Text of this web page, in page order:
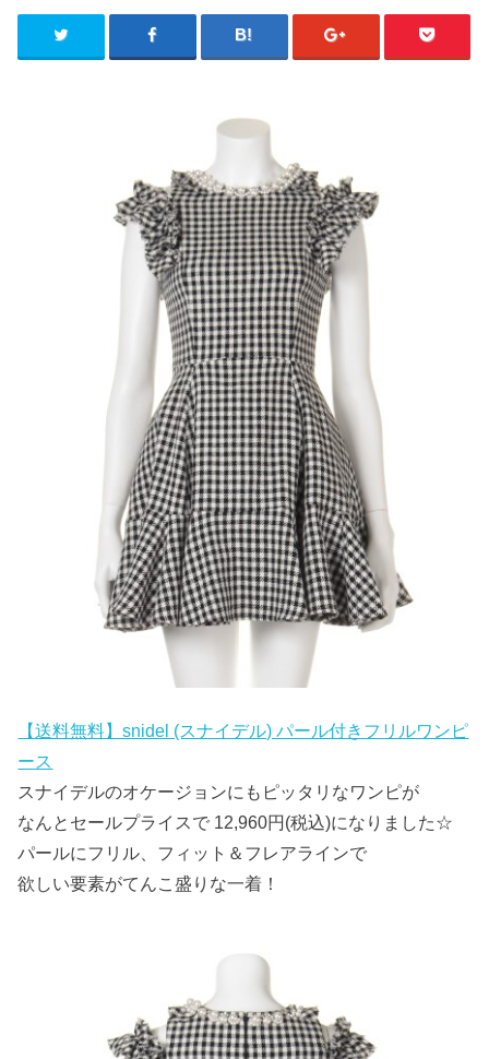
【送料無料】snidel (スナイデル) パール付きフリルワンピ
ース
スナイデルのオケージョンにもピッタリなワンピが
なんとセールプライスで 12,960円(税込)になりました☆
パールにフリル、フィット＆フレアラインで
欲しい要素がてんこ盛りな一着！